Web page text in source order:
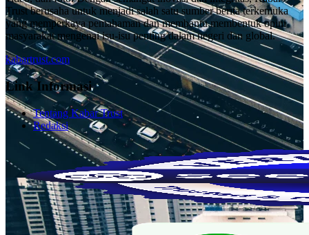
Trust berusaha untuk menjadi salah satu sumber berita terkemuka
yang memperkaya pemahaman dan membantu membentuk opini
masyarakat mengenai isu-isu penting dalam negeri dan global.
kabartrust.com
Link Informasi
Tentang Kabar Trust
Redaksi